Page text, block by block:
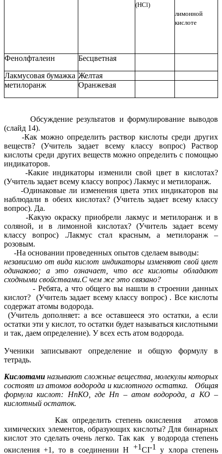
(HCl)
лимонной
кислоте
Фенолфталеин Бесцветная
Лакмусовая бумажка Желтая
метилоранж Оранжевая
Обсуждение результатов и формулирование выводов
(слайд 14).
-Как можно определить раствор кислоты среди других
веществ? (Учитель задает всему классу вопрос) Раствор
кислоты среди других веществ можно определить с помощью
индикаторов.
-Какие индикаторы изменили свой цвет в кислотах?
(Учитель задает всему классу вопрос) Лакмус и метилоранж.
-Одинаковые ли изменения цвета этих индикаторов вы
наблюдали в обеих кислотах? (Учитель задает всему классу
вопрос). Да.
-Какую окраску приобрели лакмус и метилоранж и в
соляной, и в лимонной кислотах? (Учитель задает всему
классу вопрос) .Лакмус стал красным, а метилоранж –
розовым.
-На основании проведенных опытов сделаем выводы:
независимо от вида кислот индикаторы изменяют свой цвет
одинаково; а это означает, что все кислоты обладают
сходными свойствами.С чем же это связано?
- Ребята, а что общего вы нашли в строении данных
кислот? (Учитель задает всему классу вопрос) . Все кислоты
содержат атомы водорода.
(Учитель дополняет: а все оставшееся это остатки, а если
остатки эти у кислот, то остатки будет называться кислотными
и так, даем определение). У всех есть атом водорода.
Ученики записывают определение и общую формулу в
тетрадь.
Кислотами называют сложные вещества, молекулы которых
состоят из атомов водорода и кислотного остатка. Общая
формула кислот: НпКО, где Нп – атом водорода, а КО –
кислотный остаток.
Как определить степень окисления атомов
химических элементов, образующих кислоты? Для бинарных
кислот это сделать очень легко. Так как у водорода степень
окисления +1, то в соединении H +1CI-1у хлора степень